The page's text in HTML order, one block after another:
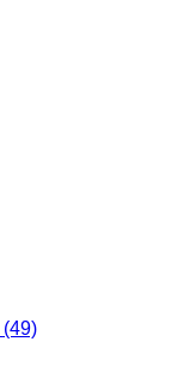
(49)